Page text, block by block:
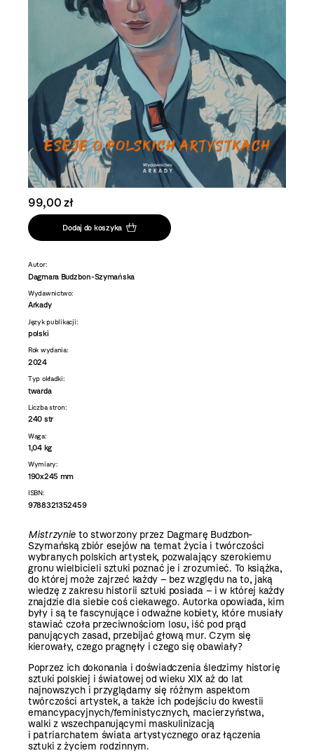
99,00 zł
Dodaj do koszyka
Autor:
Dagmara Budzbon-Szymańska
Wydawnictwo:
Arkady
Język publikacji:
polski
Rok wydania:
2024
Typ okładki:
twarda
Liczba stron:
240 str
Waga:
1,04 kg
Wymiary:
190x245 mm
ISBN:
9788321352459
Mistrzynie to stworzony przez Dagmarę Budzbon-
Szymańską zbiór esejów na temat życia i twórczości
wybranych polskich artystek, pozwalający szerokiemu
gronu wielbicieli sztuki poznać je i zrozumieć. To książka,
do której może zajrzeć każdy – bez względu na to, jaką
wiedzę z zakresu historii sztuki posiada – i w której każdy
znajdzie dla siebie coś ciekawego. Autorka opowiada, kim
były i są te fascynujące i odważne kobiety, które musiały
stawiać czoła przeciwnościom losu, iść pod prąd
panujących zasad, przebijać głową mur. Czym się
kierowały, czego pragnęły i czego się obawiały?
Poprzez ich dokonania i doświadczenia śledzimy historię
sztuki polskiej i światowej od wieku XIX aż do lat
najnowszych i przyglądamy się różnym aspektom
twórczości artystek, a także ich podejściu do kwestii
emancypacyjnych/feministycznych, macierzyństwa,
walki z wszechpanującymi maskulinizacją
i patriarchatem świata artystycznego oraz łączenia
sztuki z życiem rodzinnym.